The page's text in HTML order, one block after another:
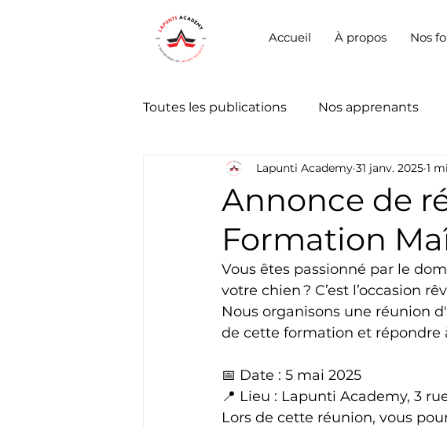
Accueil À propos Nos
Toutes les publications Nos apprenants
Annonce de
Formation
Lapunti Academy 31 janv. 2025 1
Vous êtes passionné par le
votre chien ? C’est l’occasion
Nous organisons une réunion
de cette formation et répondre
📅 Date : 5 mai 2025
📍 Lieu : Lapunti Academy, 3
Lors de cette réunion, vous